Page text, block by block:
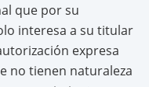
que por su
interesa a su titular
expresa
no tienen naturaleza